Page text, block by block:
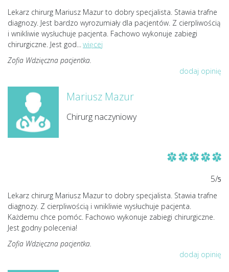
Lekarz chirurg Mariusz Mazur to dobry specjalista. Stawia trafne
diagnozy. Jest bardzo wyrozumiały dla pacjentów. Z cierpliwością
i wnikliwie wysłuchuje pacjenta. Fachowo wykonuje zabiegi
chirurgiczne. Jest god
więcej
Zofia Wdzięczna pacjentka.
dodaj opinię
Mariusz Mazur
Chirurg naczyniowy
5/5
Lekarz chirurg Mariusz Mazur to dobry specjalista. Stawia trafne
diagnozy. Z cierpliwością i wnikliwie wysłuchuje pacjenta.
Każdemu chce pomóc. Fachowo wykonuje zabiegi chirurgiczne.
Jest godny polecenia!
Zofia Wdzięczna pacjentka.
dodaj opinię